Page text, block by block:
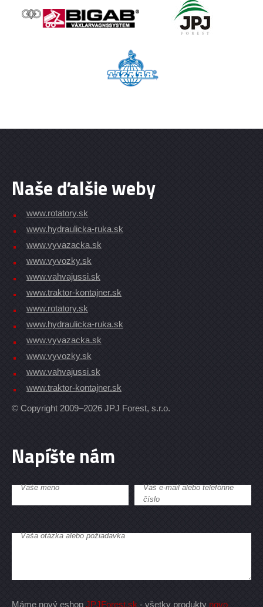
Naše ďalšie weby
www.rotatory.sk
www.hydraulicka-ruka.sk
www.vyvazacka.sk
www.vyvozky.sk
www.vahvajussi.sk
www.traktor-kontajner.sk
www.rotatory.sk
www.hydraulicka-ruka.sk
www.vyvazacka.sk
www.vyvozky.sk
www.vahvajussi.sk
www.traktor-kontajner.sk
© Copyright 2009–2026 JPJ Forest, s.r.o.
Napíšte nám
Vaše meno
Váš e-mail alebo telefónne
číslo
Vaša otázka alebo požiadavka
Máme nový eshop JPJForest.sk - všetky produkty novo